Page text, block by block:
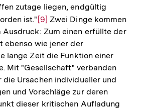
zutage liegen, endgültig
ist." Zur
Auflösung
der
Fußnote
[9] Zwei Dinge kommen
Ausdruck: Zum einen erfüllte der
ebenso wie jener der
lange Zeit die Funktion einer
Mit "Gesellschaft" verbanden
die Ursachen individueller und
und Vorschläge zur deren
dieser kritischen Aufladung